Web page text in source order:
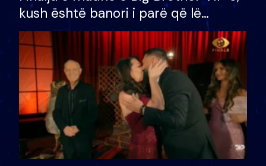
kush është banori i parë që lë
shtëpinë dhe humb mundësinë për
të fituar çmimin e madh